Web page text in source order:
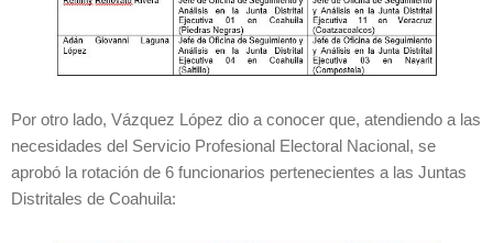
Por otro lado, Vázquez López dio a conocer que, atendiendo a las
necesidades del Servicio Profesional Electoral Nacional, se
aprobó la rotación de 6 funcionarios pertenecientes a las Juntas
Distritales de Coahuila: